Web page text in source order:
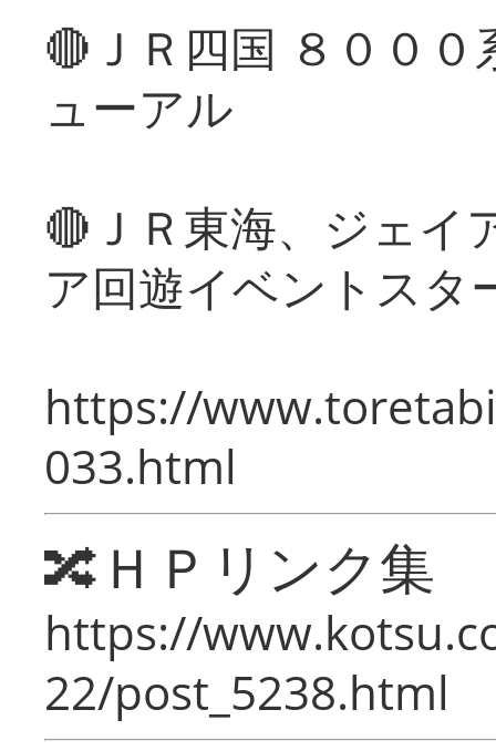
🔴ＪＲ四国 ８００
ューアル
🔴ＪＲ東海、ジェイ
ア回遊イベントスタ
https://
033.html
🔀ＨＰリンク集
https://
22/post_5238.html